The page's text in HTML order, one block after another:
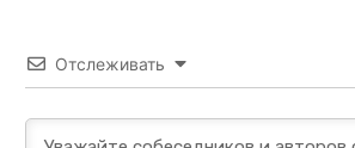
Отслеживать